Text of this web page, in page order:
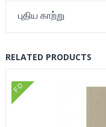
புதிய காற்று
RELATED PRODUCTS
FD